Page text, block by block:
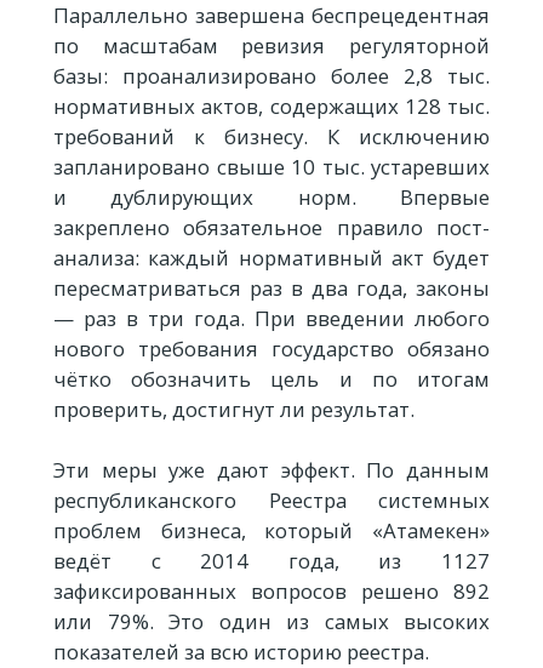
Параллельно завершена беспрецедентная
по масштабам ревизия регуляторной
базы: проанализировано более 2,8 тыс.
нормативных актов, содержащих 128 тыс.
требований к бизнесу. К исключению
запланировано свыше 10 тыс. устаревших
и дублирующих норм. Впервые
закреплено обязательное правило пост-
анализа: каждый нормативный акт будет
пересматриваться раз в два года, законы
— раз в три года. При введении любого
нового требования государство обязано
чётко обозначить цель и по итогам
проверить, достигнут ли результат.
Эти меры уже дают эффект. По данным
республиканского Реестра системных
проблем бизнеса, который «Атамекен»
ведёт с 2014 года, из 1127
зафиксированных вопросов решено 892
или 79%. Это один из самых высоких
показателей за всю историю реестра.